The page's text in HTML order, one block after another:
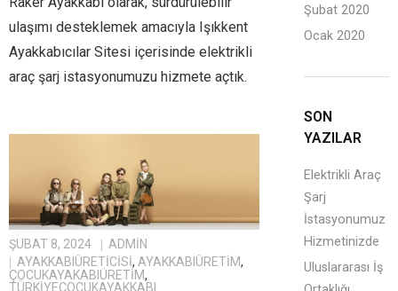
ulaşımı desteklemek amacıyla Işıkkent
Ayakkabıcılar Sitesi içerisinde elektrikli
araç şarj istasyonumuzu hizmete açtık.
ŞUBAT 8, 2024
ADMIN
AYAKKABIÜRETICISI, AYAKKABIÜRETIM,
ÇOCUKAYAKABIÜRETIM,
TÜRKIYEÇOCUKAYAKKABI
Şubat 2020
Ocak 2020
SON
YAZILAR
Elektrikli Araç
Şarj
İstasyonumuz
Hizmetinizde
Uluslararası İş